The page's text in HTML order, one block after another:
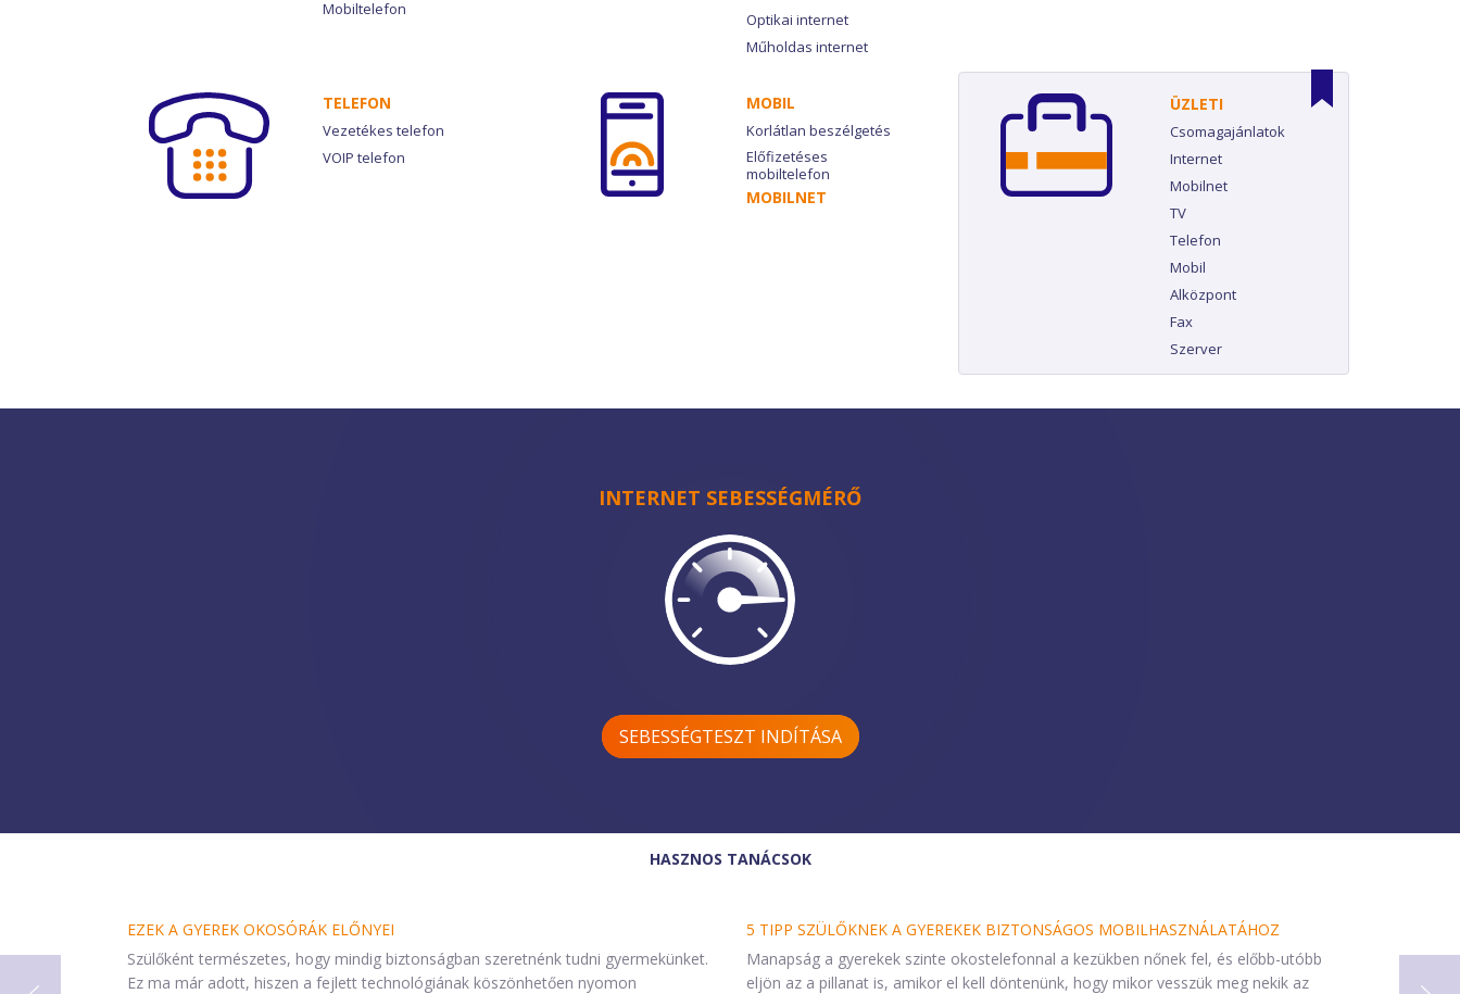
Mobiltelefon
Optikai internet
Műholdas internet
TELEFON
Vezetékes telefon
VOIP telefon
MOBIL
Korlátlan beszélgetés
Előfizetéses
mobiltelefon
MOBILNET
ÜZLETI
Csomagajánlatok
Internet
Mobilnet
TV
Telefon
Mobil
Alközpont
Fax
Szerver
INTERNET SEBESSÉGMÉRŐ
SEBESSÉGTESZT INDÍTÁSA
HASZNOS TANÁCSOK
EZEK A GYEREK OKOSÓRÁK ELŐNYEI
Szülőként természetes, hogy mindig biztonságban szeretnénk tudni gyermekünket.
Ez ma már adott, hiszen a fejlett technológiának köszönhetően nyomon
5 TIPP SZÜLŐKNEK A GYEREKEK BIZTONSÁGOS MOBILHASZNÁLATÁHOZ
Manapság a gyerekek szinte okostelefonnal a kezükben nőnek fel, és előbb-utóbb
eljön az a pillanat is, amikor el kell döntenünk, hogy mikor vesszük meg nekik az